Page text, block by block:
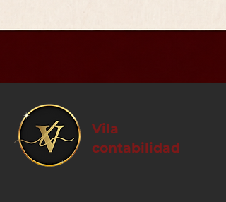
Vila
contabilidad